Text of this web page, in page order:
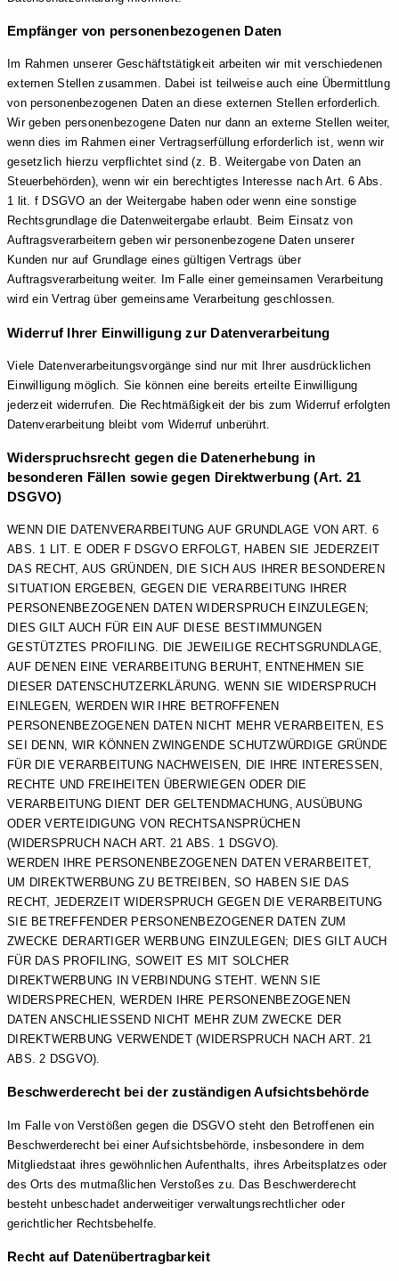
Empfänger von personenbezogenen Daten
Im Rahmen unserer Geschäftstätigkeit arbeiten wir mit verschiedenen
externen Stellen zusammen. Dabei ist teilweise auch eine Übermittlung
von personenbezogenen Daten an diese externen Stellen erforderlich.
Wir geben personenbezogene Daten nur dann an externe Stellen weiter,
wenn dies im Rahmen einer Vertragserfüllung erforderlich ist, wenn wir
gesetzlich hierzu verpflichtet sind (z. B. Weitergabe von Daten an
Steuerbehörden), wenn wir ein berechtigtes Interesse nach Art. 6 Abs.
1 lit. f DSGVO an der Weitergabe haben oder wenn eine sonstige
Rechtsgrundlage die Datenweitergabe erlaubt. Beim Einsatz von
Auftragsverarbeitern geben wir personenbezogene Daten unserer
Kunden nur auf Grundlage eines gültigen Vertrags über
Auftragsverarbeitung weiter. Im Falle einer gemeinsamen Verarbeitung
wird ein Vertrag über gemeinsame Verarbeitung geschlossen.
Widerruf Ihrer Einwilligung zur Datenverarbeitung
Viele Datenverarbeitungsvorgänge sind nur mit Ihrer ausdrücklichen
Einwilligung möglich. Sie können eine bereits erteilte Einwilligung
jederzeit widerrufen. Die Rechtmäßigkeit der bis zum Widerruf erfolgten
Datenverarbeitung bleibt vom Widerruf unberührt.
Widerspruchsrecht gegen die Datenerhebung in
besonderen Fällen sowie gegen Direktwerbung (Art. 21
DSGVO)
WENN DIE DATENVERARBEITUNG AUF GRUNDLAGE VON ART. 6
ABS. 1 LIT. E ODER F DSGVO ERFOLGT, HABEN SIE JEDERZEIT
DAS RECHT, AUS GRÜNDEN, DIE SICH AUS IHRER BESONDEREN
SITUATION ERGEBEN, GEGEN DIE VERARBEITUNG IHRER
PERSONENBEZOGENEN DATEN WIDERSPRUCH EINZULEGEN;
DIES GILT AUCH FÜR EIN AUF DIESE BESTIMMUNGEN
GESTÜTZTES PROFILING. DIE JEWEILIGE RECHTSGRUNDLAGE,
AUF DENEN EINE VERARBEITUNG BERUHT, ENTNEHMEN SIE
DIESER DATENSCHUTZERKLÄRUNG. WENN SIE WIDERSPRUCH
EINLEGEN, WERDEN WIR IHRE BETROFFENEN
PERSONENBEZOGENEN DATEN NICHT MEHR VERARBEITEN, ES
SEI DENN, WIR KÖNNEN ZWINGENDE SCHUTZWÜRDIGE GRÜNDE
FÜR DIE VERARBEITUNG NACHWEISEN, DIE IHRE INTERESSEN,
RECHTE UND FREIHEITEN ÜBERWIEGEN ODER DIE
VERARBEITUNG DIENT DER GELTENDMACHUNG, AUSÜBUNG
ODER VERTEIDIGUNG VON RECHTSANSPRÜCHEN
(WIDERSPRUCH NACH ART. 21 ABS. 1 DSGVO).
WERDEN IHRE PERSONENBEZOGENEN DATEN VERARBEITET,
UM DIREKTWERBUNG ZU BETREIBEN, SO HABEN SIE DAS
RECHT, JEDERZEIT WIDERSPRUCH GEGEN DIE VERARBEITUNG
SIE BETREFFENDER PERSONENBEZOGENER DATEN ZUM
ZWECKE DERARTIGER WERBUNG EINZULEGEN; DIES GILT AUCH
FÜR DAS PROFILING, SOWEIT ES MIT SOLCHER
DIREKTWERBUNG IN VERBINDUNG STEHT. WENN SIE
WIDERSPRECHEN, WERDEN IHRE PERSONENBEZOGENEN
DATEN ANSCHLIESSEND NICHT MEHR ZUM ZWECKE DER
DIREKTWERBUNG VERWENDET (WIDERSPRUCH NACH ART. 21
ABS. 2 DSGVO).
Beschwerde­recht bei der zuständigen Aufsichts­behörde
Im Falle von Verstößen gegen die DSGVO steht den Betroffenen ein
Beschwerderecht bei einer Aufsichtsbehörde, insbesondere in dem
Mitgliedstaat ihres gewöhnlichen Aufenthalts, ihres Arbeitsplatzes oder
des Orts des mutmaßlichen Verstoßes zu. Das Beschwerderecht
besteht unbeschadet anderweitiger verwaltungsrechtlicher oder
gerichtlicher Rechtsbehelfe.
Recht auf Daten­übertrag­barkeit